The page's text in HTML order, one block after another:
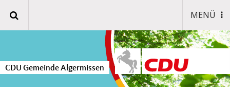
MENÜ
CDU Gemeinde Algermissen